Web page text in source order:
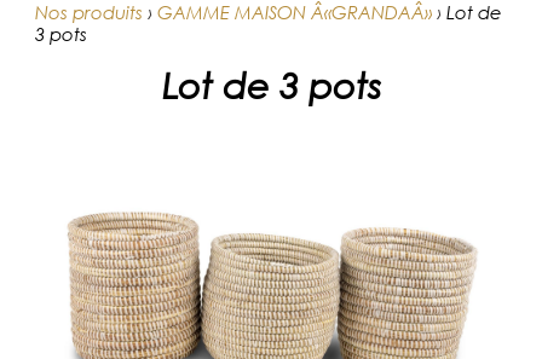
Nos produits › GAMME MAISON Â«GRANDAÂ»› Lot de
3 pots
Lot de 3 pots